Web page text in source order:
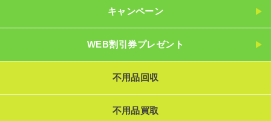
キャンペーン
WEB割引券プレゼント
不用品回収
不用品買取